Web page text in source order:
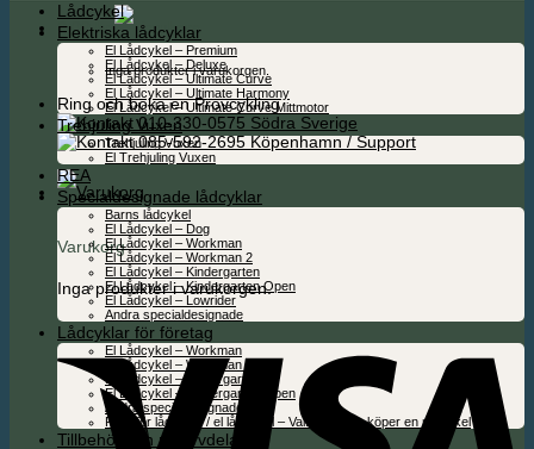
0,00kr
Inga produkter i varukorgen.
Ring och boka en Provcykling
010-330-0575 Södra Sverige
085-592-2695 Köpenhamn / Support
Varukorg
Inga produkter i varukorgen.
Lådcykel
Elektriska lådcyklar
El Lådcykel – Premium
El Lådcykel – Deluxe
El Lådcykel – Ultimate Curve
El Lådcykel – Ultimate Harmony
El Lådcykel – Ultimate Curve Mittmotor
Trehjuling Vuxen
Trehjuling Vuxen
El Trehjuling Vuxen
REA
Specialdesignade lådcyklar
Barns lådcykel
El Lådcykel – Dog
El Lådcykel – Workman
El Lådcykel – Workman 2
El Lådcykel – Kindergarten
El Lådcykel – Kindergarten Open
El Lådcykel – Lowrider
Andra specialdesignade
Lådcyklar för företag
El Lådcykel – Workman
El Lådcykel – Workman 2
El Lådcykel – Kindergarten
El Lådcykel – Kindergarten Open
Andra specialdesignade
Folie för lådcykel / el lådcykel – Valfritt när du köper en ny cykel
Tillbehör och reservdelar